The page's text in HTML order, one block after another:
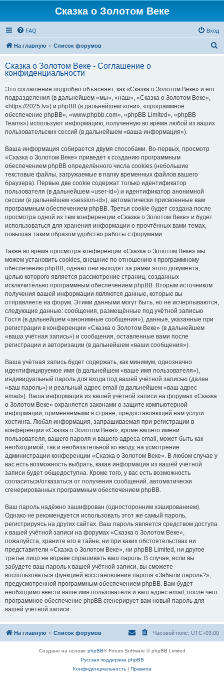
Сказка о Золотом Веке
FAQ Вход
На главную Список форумов
с
Сказка о Золотом Веке - Соглашение о
конфиденциальности
Это соглашение подробно объясняет, как «Сказка о Золотом Веке» и его
подразделения (в дальнейшем «мы», «наш», «Сказка о Золотом Веке»,
«https://2025.lv») и phpBB (в дальнейшем «они», «программное
обеспечение phpBB», «www.phpbb.com», «phpBB Limited», «phpBB
Teams») используют информацию, полученную во время любой из ваших
пользовательских сессий (в дальнейшем «ваша информация»).
Ваша информация собирается двумя способами. Во-первых, просмотр
«Сказка о Золотом Веке» приведёт к созданию программным
обеспечением phpBB определённого числа cookies (небольшие
текстовые файлы, загружаемые в папку временных файлов вашего
браузера). Первые две cookie содержат только идентификатор
пользователя (в дальнейшем «user-id») и идентификатор анонимной
сессии (в дальнейшем «session-id»), автоматически присвоенные вам
программным обеспечением phpBB. Третья cookie будет создана после
просмотра одной из тем конференции «Сказка о Золотом Веке» и будет
использоваться для хранения информации о прочтённых вами темах,
повышая таким образом удобство работы с форумами.
Также во время просмотра конференции «Сказка о Золотом Веке» мы
можем установить cookies, внешние по отношению к программному
обеспечению phpBB, однако они выходят за рамки этого документа,
целью которого является рассмотрение страниц, созданных
исключительно программным обеспечением phpBB. Вторым источником
получения вашей информации являются данные, которые вы
отправляете на форум. Этими данными могут быть, но не исчерпываются,
следующие данные: сообщения, размещённые под учётной записью
Гостя (в дальнейшем «анонимные сообщения»), данные, указанные при
регистрации в конференции «Сказка о Золотом Веке» (в дальнейшем
«ваша учётная запись») и сообщения, оставленные вами после
регистрации и авторизации (в дальнейшем «ваши сообщения»).
Ваша учётная запись будет содержать, как минимум, однозначно
идентифицируемое имя (в дальнейшем «ваше имя пользователя»),
индивидуальный пароль для входа под вашей учётной записью (далее
«ваш пароль») и реальный адрес email (в дальнейшем «ваш адрес
email»). Ваша информация из вашей учётной записи на форумах «Сказка
о Золотом Веке» охраняется законами о защите компьютерной
информации, применяемыми в стране, предоставляющей нам услуги
хостинга. Любая информация, запрашиваемая при регистрации в
конференции «Сказка о Золотом Веке», кроме вашего имени
пользователя, вашего пароля и вашего адреса email, может быть как
необходимой, так и необязательной ко вводу, на усмотрение
администрации конференции «Сказка о Золотом Веке». В любом случае у
вас есть возможность выбрать, какая информация из вашей учётной
записи будет общедоступна. Кроме того, у вас есть возможность
согласиться/отказаться от получения сообщений, автоматически
сгенерированных программным обеспечением phpBB.
Ваш пароль надёжно зашифрован (односторонним хэшированием).
Однако не рекомендуется использовать этот же самый пароль,
регистрируясь на других сайтах. Ваш пароль является средством доступа
к вашей учётной записи на форумах «Сказка о Золотом Веке»,
пожалуйста, храните его в тайне, ни при каких обстоятельствах ни
представители «Сказка о Золотом Веке», ни phpBB Limited, ни другое
третье лицо не вправе спрашивать ваш пароль. В случае, если вы
забудете ваш пароль к вашей учётной записи, вы сможете
воспользоваться функцией восстановления пароля «Забыли пароль?»,
предусмотренной программным обеспечением phpBB. Вам будет
необходимо ввести ваше имя пользователя и ваш адрес email, после чего
программное обеспечение phpBB сгенерирует вам новый пароль для
вашей учётной записи.
На главную Список форумов Часовой пояс: UTC+03:00
Создано на основе phpBB® Forum Software © phpBB Limited
Русская поддержка phpBB
Конфиденциальность| Правила